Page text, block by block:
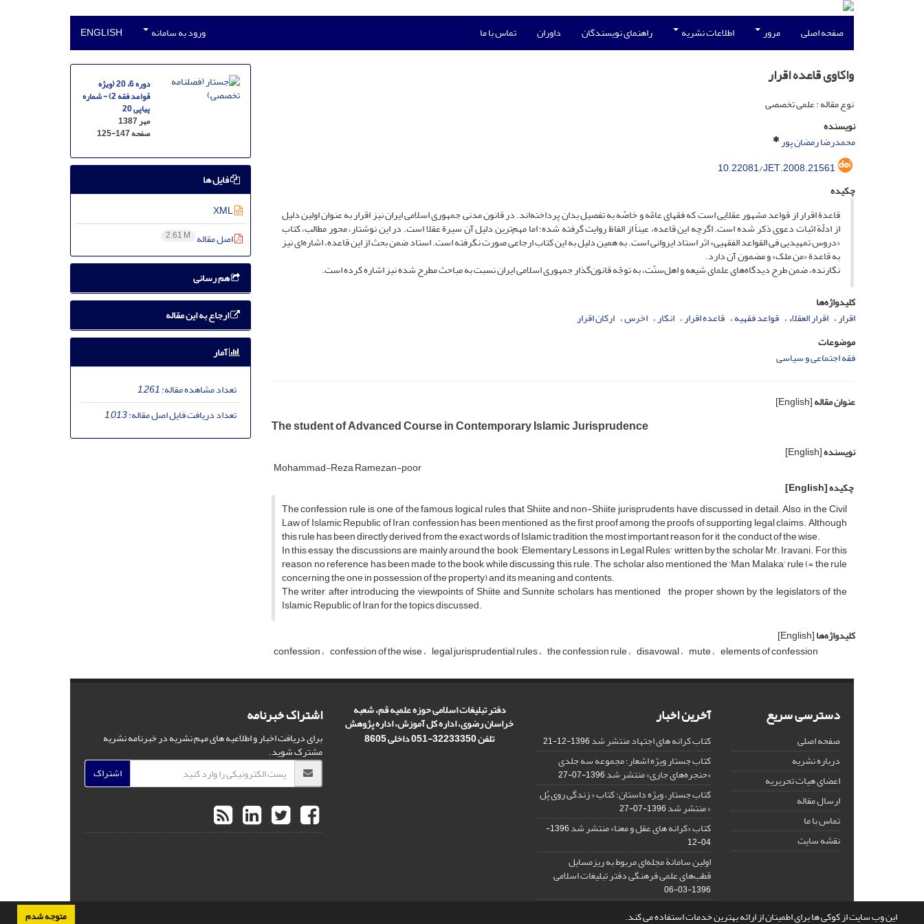
این وب سایت از کوکی ها برای اطمینان از ارائه بهترین خدمات استفاده می کند. متوجه شدم
صفحه اصلی مرور اطلاعات نشریه راهنمای نویسندگان داوران تماس با ما ورود به سامانه ENGLISH
واکاوی قاعده اقرار
نوع مقاله : علمی تخصصی
نویسنده
محمدرضا رمضان پور
10.22081/JET.2008.21561
چکیده
قاعدة اقرار از قواعد مشهور عقلایی است که فقهای عامّه و خاصّه به تفصیل بدان پرداخته‌اند. در قانون مدنی جمهوری اسلامی ایران نیز اقرار به عنوان اولین دلیل
از ادلّة اثبات دعوی ذکر شده است. اگرچه این قاعده، عیناً از الفاظ روایت گرفته شده؛ اما مهم‌‌ترین دلیل آن سیرة عقلا است. در این نوشتار، محور مطالب، کتاب
«دروس تمهیدیى فی القواعد الفقهیى» اثر استاد ایروانی است. به همین دلیل به این کتاب ارجاعی صورت نگرفته است. استاد ضمن بحث از این قاعده، اشاره‌ای نیز
به قاعدة «من ملک» و مضمون آن دارد.
نگارنده، ضمن طرح دیدگاه‌‌های علمای شیعه و اهل‌سنّت، به توجّه قانون‌گذار جمهوری اسلامی ایران نسبت به مباحث مطرح شده نیز اشاره کرده است.
کلیدواژه‌ها
اقرار اقرار العقلاء قواعد فقهیه قاعده اقرار انکار اخرس ارکان اقرار
موضوعات
فقه اجتماعی و سیاسی
عنوان مقاله[English]
The student of Advanced Course in Contemporary Islamic Jurisprudence
نویسنده[English]
Mohammad-Reza Ramezan-poor
چکیده[English]
The confession rule is one of the famous logical rules that Shiite and non-Shiite jurisprudents have discussed in detail. Also, in the Civil
Law of Islamic Republic of Iran, confession has been mentioned as the first proof among the proofs of supporting legal claims. Although
this rule has been directly derived from the exact words of Islamic tradition, the most important reason for it the conduct of the wise.
In this essay, the discussions are mainly around the book ‘Elementary Lessons in Legal Rules’ written by the scholar Mr. Iravani. For this
reason, no reference has been made to the book while discussing this rule. The scholar also mentioned the ‘Man Malaka’ rule (= the rule
concerning the one in possession of the property) and its meaning and contents.
The writer, after introducing the viewpoints of Shiite and Sunnite scholars has mentioned the proper shown by the legislators of the
Islamic Republic of Iran for the topics discussed.
کلیدواژه‌ها[English]
confession confession of the wise legal jurisprudential rules the confession rule disavowal mute elements of confession
دوره 6، 20 (ویژه
قواعد فقه 2) - شماره
پیاپی 20
مهر 1387
صفحه125-147
فایل ها
XML
اصل مقاله 2.61 M
هم رسانی
ارجاع به این مقاله
آمار
تعداد مشاهده مقاله:1,261
تعداد دریافت فایل اصل مقاله:1,013
دسترسی سریع
صفحه اصلی
درباره نشریه
اعضای هیات تحریریه
ارسال مقاله
تماس با ما
نقشه سایت
آخرین اخبار
کتاب کرانه های اجتهاد منتشر شد1396-12-21
کتاب جستار ویژه اشعار؛ مجموعه سه جلدی
«حنجره‌های جاری» منتشر شد1396-07-27
کتاب جستار، ویژه داستان؛ کتاب « زندگی روی پُل
» منتشر شد1396-07-27
کتاب «کرانه های عقل و معنا» منتشر شد
1396-
04-12
اولین سامانة مجله‌ای مربوط به ریزمسایل‌
قطب‌های علمی فرهنگی دفتر تبلیغات اسلامی
1396-03-06
دفتر تبلیغات اسلامی حوزه علمیه قم، شعبه
خراسان رضوی، اداره کل آموزش، اداره پژوهش
تلفن 32233350-051 داخلی 8605
اشتراک خبرنامه
برای دریافت اخبار و اطلاعیه های مهم نشریه در خبرنامه نشریه
مشترک شوید.
اشتراک